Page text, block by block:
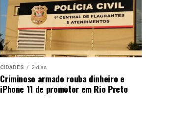
CIDADES 2 dias
Criminoso armado rouba dinheiro e
iPhone 11 de promotor em Rio Preto